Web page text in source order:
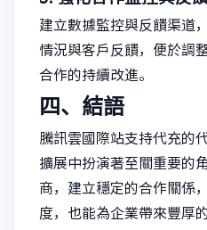
建立數據監控與反饋渠道
情況與客戶反饋，便於調
合作的持續改進。
四、結語
騰訊雲國際站支持代充的
擴展中扮演著至關重要的
商，建立穩定的合作關係
度，也能為企業帶來豐厚